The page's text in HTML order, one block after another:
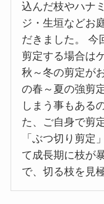
込んだ枝やハナ
ジ・生垣などお
だきました。 今
剪定する場合は
秋～冬の剪定が
の春～夏の強剪
しまう事もある
た、ご自身で剪
「ぶつ切り剪定
て成長期に枝が
で、切る枝を見